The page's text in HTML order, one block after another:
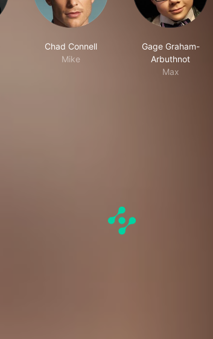
Chad Connell
Mike
Gage Graham-
Arbuthnot
Max